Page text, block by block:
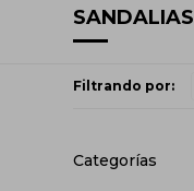
SANDALIAS
Filtrando por:
Categorías